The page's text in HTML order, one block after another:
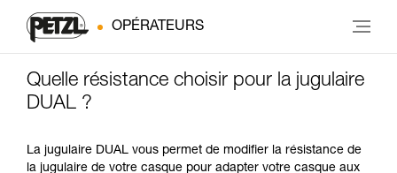
OPÉRATEURS
Quelle résistance choisir pour la jugulaire
DUAL ?
La jugulaire DUAL vous permet de modifier la résistance de
la jugulaire de votre casque pour adapter votre casque aux